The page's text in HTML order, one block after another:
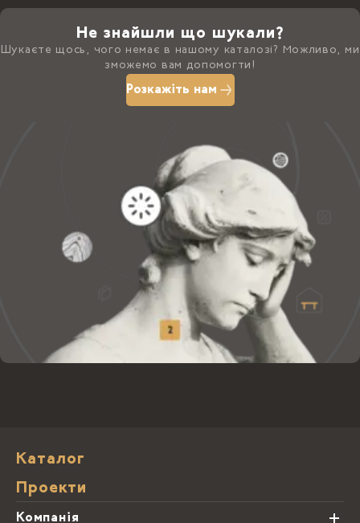
Не знайшли що шукали?
Шукаєте щось, чого немає в нашому каталозі? Можливо, ми
зможемо вам допомогти!
Розкажіть нам
Каталог
Проекти
Компанія